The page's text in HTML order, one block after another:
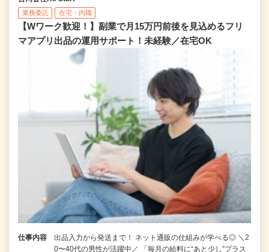
業務委託 在宅・内職
【Wワーク歓迎！】副業で月15万円前後を見込めるフリ
マアプリ出品の運用サポート！未経験／在宅OK
仕事内容
出品入力から発送まで！ ネット通販の仕組みが学べる◎ ＼2
0〜40代の男性が活躍中／ 「毎月の給料に“あと少し”プラス